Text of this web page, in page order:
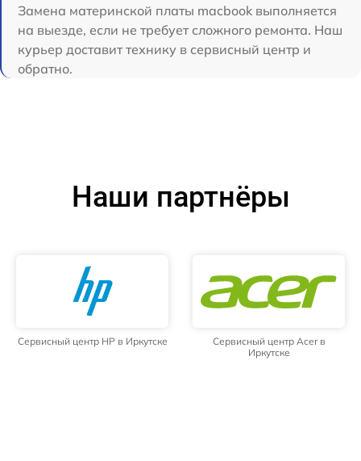
Замена материнской платы macbook выполняется
на выезде, если не требует сложного ремонта. Наш
курьер доставит технику в сервисный центр и
обратно.
Наши партнёры
Сервисный центр HP в Иркутске
Сервисный центр Acer в
Иркутске